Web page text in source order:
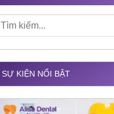
SỰ KIỆN NỔI BẬT